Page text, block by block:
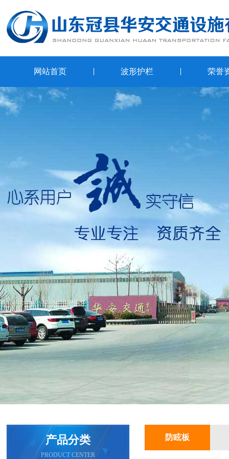
网站首页 波形护栏 荣誉
产品分类
PRODUCT CENTER
防眩板